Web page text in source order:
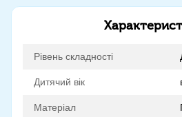
Рівень складності
Дитячий вік
Матеріал